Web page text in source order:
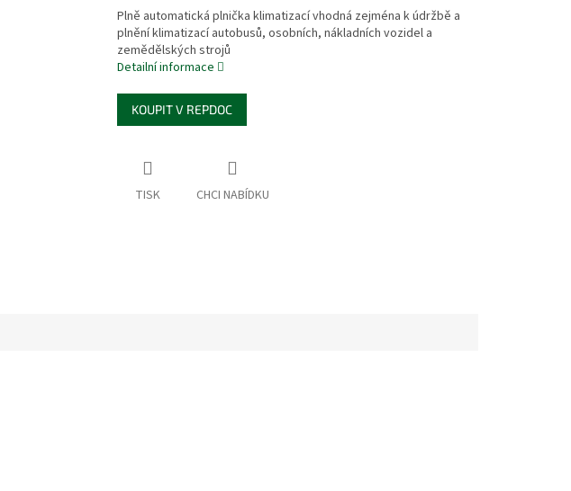
Plně automatická plnička klimatizací vhodná zejména k údržbě a
plnění klimatizací autobusů, osobních, nákladních vozidel a
zemědělských strojů
Detailní informace
KOUPIT V REPDOC
TISK